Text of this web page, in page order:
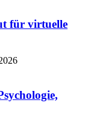
für virtuelle